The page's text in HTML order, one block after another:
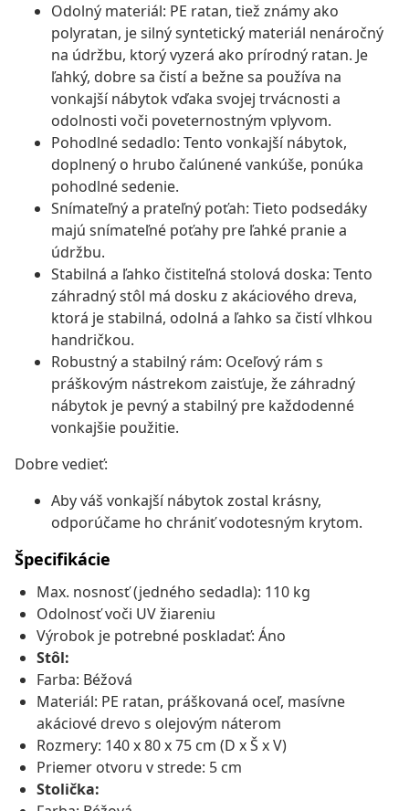
Odolný materiál: PE ratan, tiež známy ako
polyratan, je silný syntetický materiál nenáročný
na údržbu, ktorý vyzerá ako prírodný ratan. Je
ľahký, dobre sa čistí a bežne sa používa na
vonkajší nábytok vďaka svojej trvácnosti a
odolnosti voči poveternostným vplyvom.
Pohodlné sedadlo: Tento vonkajší nábytok,
doplnený o hrubo čalúnené vankúše, ponúka
pohodlné sedenie.
Snímateľný a prateľný poťah: Tieto podsedáky
majú snímateľné poťahy pre ľahké pranie a
údržbu.
Stabilná a ľahko čistiteľná stolová doska: Tento
záhradný stôl má dosku z akáciového dreva,
ktorá je stabilná, odolná a ľahko sa čistí vlhkou
handričkou.
Robustný a stabilný rám: Oceľový rám s
práškovým nástrekom zaisťuje, že záhradný
nábytok je pevný a stabilný pre každodenné
vonkajšie použitie.
Dobre vedieť:
Aby váš vonkajší nábytok zostal krásny,
odporúčame ho chrániť vodotesným krytom.
Špecifikácie
Max. nosnosť (jedného sedadla): 110 kg
Odolnosť voči UV žiareniu
Výrobok je potrebné poskladať: Áno
Stôl:
Farba: Béžová
Materiál: PE ratan, práškovaná oceľ, masívne
akáciové drevo s olejovým náterom
Rozmery: 140 x 80 x 75 cm (D x Š x V)
Priemer otvoru v strede: 5 cm
Stolička: